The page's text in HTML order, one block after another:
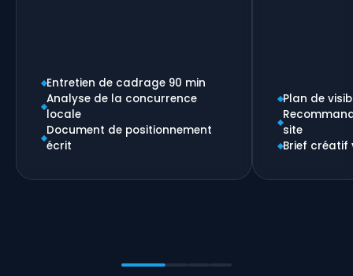
Entretien de cadrage 90 min
Analyse de la concurrence
locale
Document de positionnement
écrit
Plan de
site
Brief créatif